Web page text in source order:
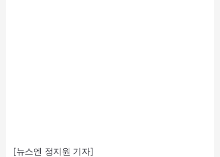
[뉴스엔 정지원 기자]